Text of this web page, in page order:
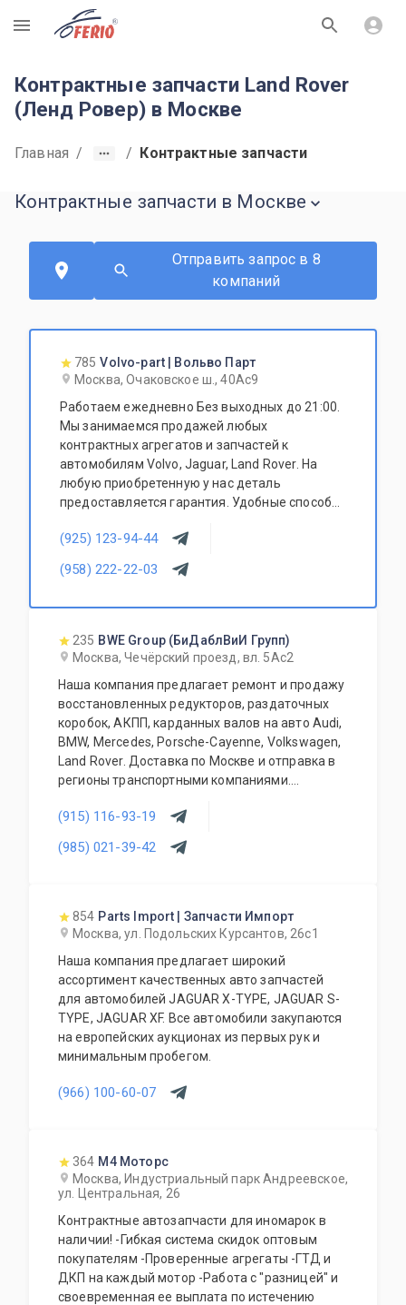
R
Контрактные запчасти Land Rover
(Ленд Ровер) в Москве
Главная / / Контрактные запчасти
Контрактные запчасти в Москве
Отправить запрос в 8
компаний
785 Volvo-part | Вольво Парт
Москва, Очаковское ш., 40Ас9
Работаем ежедневно Без выходных до 21:00.
Мы занимаемся продажей любых
контрактных агрегатов и запчастей к
автомобилям Volvo, Jaguar, Land Rover. На
любую приобретенную у нас деталь
предоставляется гарантия. Удобные способы
Доставка запчастей в любую точку СНГ.
Специалисты нашего технического центра с
радостью помогут Вам в ремонте вашего
(925) 123-94-44
(958) 222-22-03
235 BWE Group (БиДаблВиИ Групп)
Москва, Чечёрский проезд, вл. 5Ас2
Наша компания предлагает ремонт и продажу
восстановленных редукторов, раздаточных
коробок, АКПП, карданных валов на авто Audi,
BMW, Mercedes, Porsche-Сayenne, Volkswagen,
Land Rover. Доставка по Москве и отправка в
регионы транспортными компаниями.
(915) 116-93-19
(985) 021-39-42
854 Parts Import | Запчасти Импорт
Москва, ул. Подольских Курсантов, 26с1
Наша компания предлагает широкий
ассортимент качественных авто запчастей
для автомобилей JAGUAR X-TYPE, JAGUAR S-
TYPE, JAGUAR XF. Все автомобили закупаются
на европейских аукционах из первых рук и
минимальным пробегом.
(966) 100-60-07
364 М4 Моторс
Москва, Индустриальный парк Андреевское,
ул. Центральная, 26
Контрактные автозапчасти для иномарок в
наличии! -Гибкая система скидок оптовым
покупателям -Проверенные агрегаты -ГТД и
ДКП на каждый мотор -Работа с "разницей" и
своевременная ее выплата по истечению